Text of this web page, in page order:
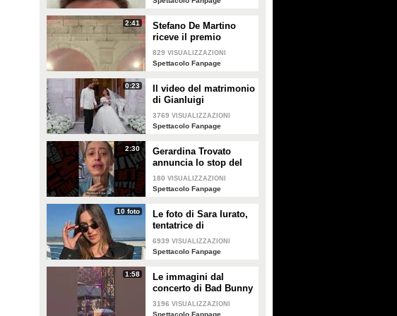
2:41
Stefano De Martino
riceve il premio
intitolato al padre
Enrico
829 VISUALIZZAZIONI
Spettacolo Fanpage
0:23
Il video del matrimonio
di Gianluigi
Donnarumma e Alessia
Elefante
3769 VISUALIZZAZIONI
Spettacolo Fanpage
2:30
Gerardina Trovato
annuncia lo stop del
tour per problemi di
salute
180 VISUALIZZAZIONI
Spettacolo Fanpage
10 foto
Le foto di Sara Iurato,
tentatrice di
Temptation Island 2026
6939 VISUALIZZAZIONI
Spettacolo Fanpage
1:58
Le immagini dal
concerto di Bad Bunny
a Milano
3196 VISUALIZZAZIONI
Spettacolo Fanpage